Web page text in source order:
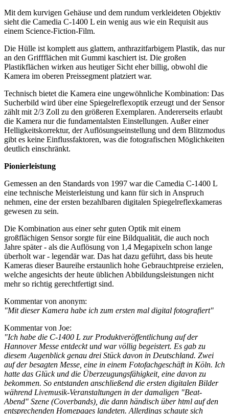
Mit dem kurvigen Gehäuse und dem rundum verkleideten Objektiv
sieht die Camedia C-1400 L ein wenig aus wie ein Requisit aus
einem Science-Fiction-Film.
Die Hülle ist komplett aus glattem, anthrazitfarbigem Plastik, das nur
an den Griffflächen mit Gummi kaschiert ist. Die großen
Plastikflächen wirken aus heutiger Sicht eher billig, obwohl die
Kamera im oberen Preissegment platziert war.
Technisch bietet die Kamera eine ungewöhnliche Kombination: Das
Sucherbild wird über eine Spiegelreflexoptik erzeugt und der Sensor
zählt mit 2/3 Zoll zu den größeren Exemplaren. Andererseits erlaubt
die Kamera nur die fundamentalsten Einstellungen. Außer einer
Helligkeitskorrektur, der Auflösungseinstellung und dem Blitzmodus
gibt es keine Einflussfaktoren, was die fotografischen Möglichkeiten
deutlich einschränkt.
Pionierleistung
Gemessen an den Standards von 1997 war die Camedia C-1400 L
eine technische Meisterleistung und kann für sich in Anspruch
nehmen, eine der ersten bezahlbaren digitalen Spiegelreflexkameras
gewesen zu sein.
Die Kombination aus einer sehr guten Optik mit einem
großflächigen Sensor sorgte für eine Bildqualität, die auch noch
Jahre später - als die Auflösung von 1,4 Megapixeln schon lange
überholt war - legendär war. Das hat dazu geführt, dass bis heute
Kameras dieser Baureihe erstaunlich hohe Gebrauchtpreise erzielen,
welche angesichts der heute üblichen Abbildungsleistungen nicht
mehr so richtig gerechtfertigt sind.
Kommentar von anonym:
"Mit dieser Kamera habe ich zum ersten mal digital fotografiert"
Kommentar von Joe:
"Ich habe die C-1400 L zur Produktveröffentlichung auf der
Hannover Messe entdeckt und war völlig begeistert. Es gab zu
diesem Augenblick genau drei Stück davon in Deutschland. Zwei
auf der besagten Messe, eine in einem Fotofachgeschäft in Köln. Ich
hatte das Glück und die Überzeugungsfähigkeit, eine davon zu
bekommen. So entstanden anschließend die ersten digitalen Bilder
während Livemusik-Veranstaltungen in der damaligen "Beat-
Abend" Szene (Coverbands), die dann händisch über html auf den
entsprechenden Homepages landeten. Allerdings schaute sich